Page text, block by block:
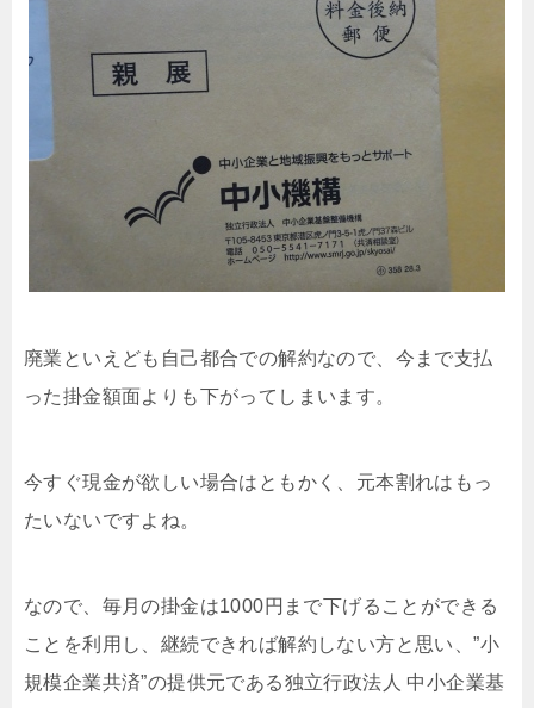
廃業といえども自己都合での解約なので、今まで支払
った掛金額面よりも下がってしまいます。
今すぐ現金が欲しい場合はともかく、元本割れはもっ
たいないですよね。
なので、毎月の掛金は1000円まで下げることができる
ことを利用し、継続できれば解約しない方と思い、”小
規模企業共済”の提供元である独立行政法人 中小企業基